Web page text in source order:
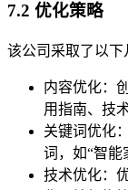
7.2 优化策略
该公司采取了以下
内容优化：
用指南、技
关键词优化
词，如“智能
技术优化：